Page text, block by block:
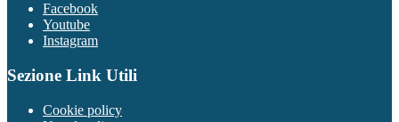
Facebook
Youtube
Instagram
Sezione Link Utili
Cookie policy